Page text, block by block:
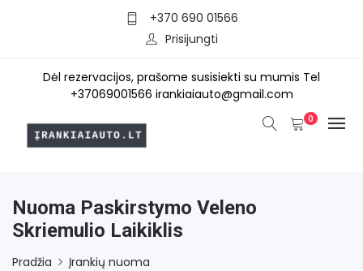
+370 690 01566
Prisijungti
Dėl rezervacijos, prašome susisiekti su mumis Tel
+37069001566 irankiaiauto@gmail.com
0
Nuoma Paskirstymo Veleno
Skriemulio Laikiklis
Pradžia Įrankių nuoma